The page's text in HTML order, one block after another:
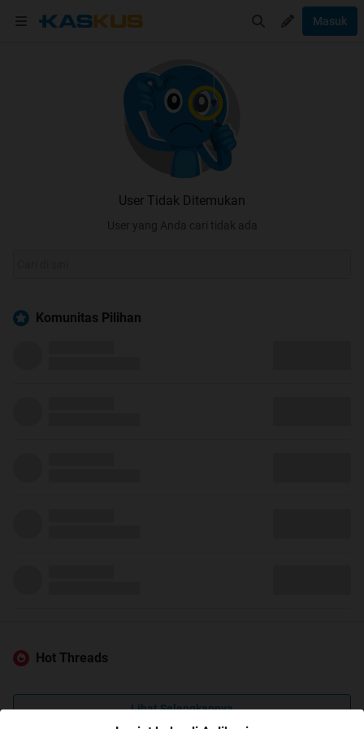
Masuk
User Tidak Ditemukan
User yang Anda cari tidak ada
Komunitas Pilihan
Hot Threads
Lihat Selengkapnya